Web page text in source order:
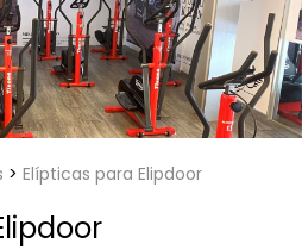
Elípticas para Elipdoor